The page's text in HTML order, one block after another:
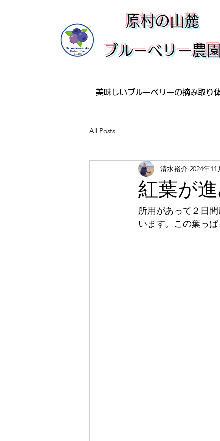
​原村の山麓
ブルーベリー農
美味しいブルーベリーの摘み取り
All Posts
紅葉が
清水裕介 2024年11
所用があって２日
います。この葉っ